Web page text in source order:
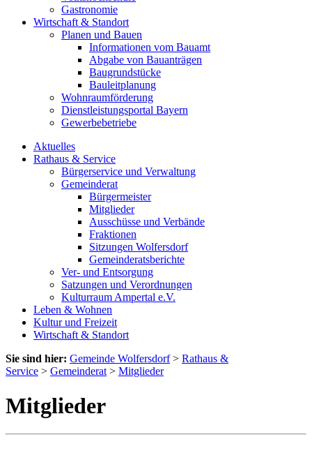
Gastronomie
Wirtschaft & Standort
Planen und Bauen
Informationen vom Bauamt
Abgabe von Bauanträgen
Baugrundstücke
Bauleitplanung
Wohnraumförderung
Dienstleistungsportal Bayern
Gewerbebetriebe
Aktuelles
Rathaus & Service
Bürgerservice und Verwaltung
Gemeinderat
Bürgermeister
Mitglieder
Ausschüsse und Verbände
Fraktionen
Sitzungen Wolfersdorf
Gemeinderatsberichte
Ver- und Entsorgung
Satzungen und Verordnungen
Kulturraum Ampertal e.V.
Leben & Wohnen
Kultur und Freizeit
Wirtschaft & Standort
Sie sind hier: Gemeinde Wolfersdorf> Rathaus &
Service > Gemeinderat > Mitglieder
Mitglieder